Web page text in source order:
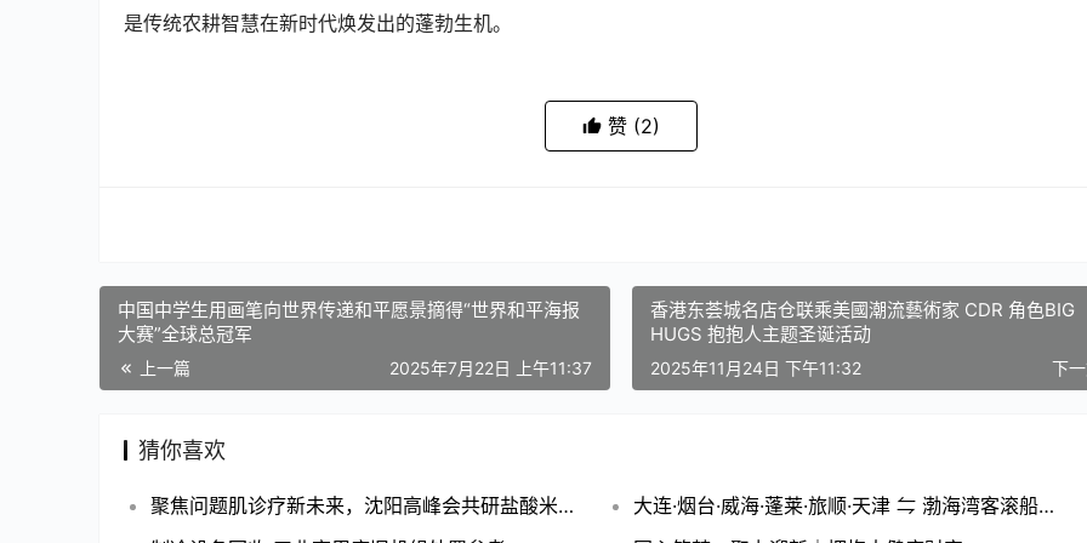
是传统农耕智慧在新时代焕发出的蓬勃生机。
赞 (2)
中国中学生用画笔向世界传递和平愿景摘得“世界和平海报
大赛”全球总冠军
上一篇 2025年7月22日 上午11:37
香港东荟城名店仓联乘美國潮流藝術家 CDR 角色BIG
HUGS 抱抱人主题圣诞活动
下
2025年11月24日 下午11:32
猜你喜欢
聚焦问题肌诊疗新未来，沈阳高峰会共研盐酸米诺环素泡沫剂创新价值
大连·烟台·威海·蓬莱·旅顺·天津 ⇋ 渤海湾客滚船船票最全攻略